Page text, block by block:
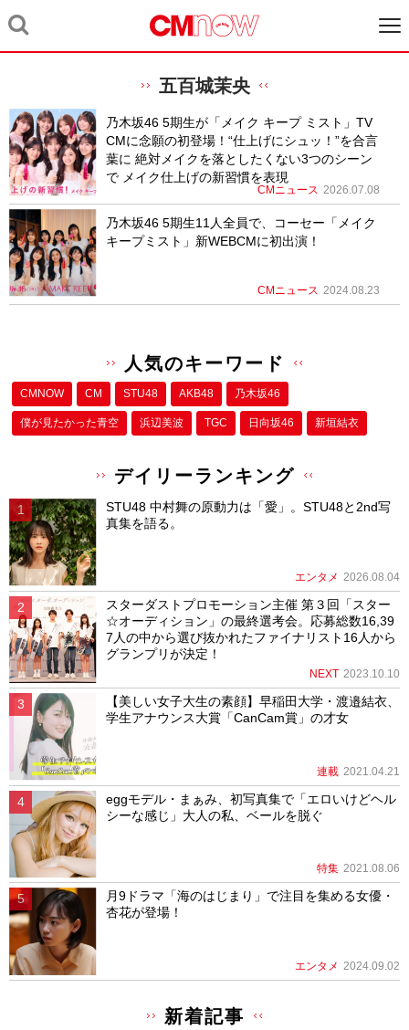
五百城茉央
乃木坂46 5期生が「メイク キープ ミスト」TV
CMに念願の初登場！“仕上げにシュッ！”を合言
葉に 絶対メイクを落としたくない3つのシーン
で メイク仕上げの新習慣を表現
CMニュース 2026.07.08
乃木坂46 5期生11人全員で、コーセー「メイク
キープミスト」新WEBCMに初出演！
CMニュース 2024.08.23
人気のキーワード
CMNOW CM STU48 AKB48 乃木坂46
僕が⾒たかった⻘空 浜辺美波 TGC 日向坂46 新垣結衣
デイリーランキング
STU48 中村舞の原動力は「愛」。STU48と2nd写
真集を語る。
エンタメ 2026.08.04
スターダストプロモーション主催 第３回「スター
☆オーディション」の最終選考会。応募総数16,39
7人の中から選び抜かれたファイナリスト16人から
グランプリが決定！
NEXT 2023.10.10
【美しい女子大生の素顔】早稲田大学・渡邉結衣、
学生アナウンス大賞「CanCam賞」の才女
連載 2021.04.21
eggモデル・まぁみ、初写真集で「エロいけどヘル
シーな感じ」大人の私、ベールを脱ぐ
特集 2021.08.06
月9ドラマ「海のはじまり」で注目を集める女優・
杏花が登場！
エンタメ 2024.09.02
新着記事